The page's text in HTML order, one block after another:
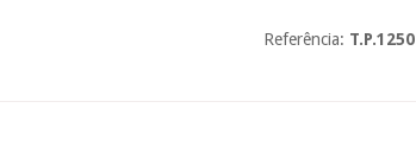
Referência: T.P.1250